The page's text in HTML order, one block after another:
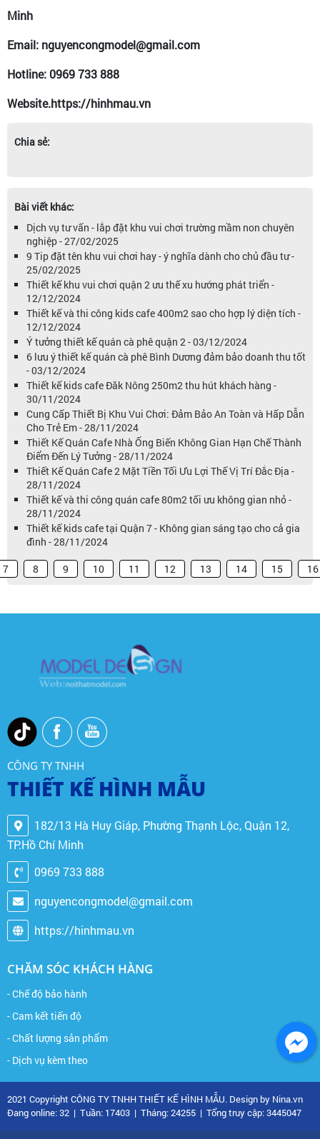
Minh
Email: nguyencongmodel@gmail.com
Hotline: 0969 733 888
Website.https://hinhmau.vn
Chia sẻ:
Bài viết khác:
Dịch vụ tư vấn - lắp đặt khu vui chơi trường mầm non chuyên
nghiệp - 27/02/2025
9 Tip đặt tên khu vui chơi hay - ý nghĩa dành cho chủ đầu tư -
25/02/2025
Thiết kế khu vui chơi quận 2 ưu thế xu hướng phát triển -
12/12/2024
Thiết kế và thi công kids cafe 400m2 sao cho hợp lý diện tích -
12/12/2024
Ý tưởng thiết kế quán cà phê quận 2 - 03/12/2024
6 lưu ý thiết kế quán cà phê Bình Dương đảm bảo doanh thu tốt
- 03/12/2024
Thiết kế kids cafe Đăk Nông 250m2 thu hút khách hàng -
30/11/2024
Cung Cấp Thiết Bị Khu Vui Chơi: Đảm Bảo An Toàn và Hấp Dẫn
Cho Trẻ Em - 28/11/2024
Thiết Kế Quán Cafe Nhà Ống Biến Không Gian Hạn Chế Thành
Điểm Đến Lý Tưởng - 28/11/2024
Thiết Kế Quán Cafe 2 Mặt Tiền Tối Ưu Lợi Thế Vị Trí Đắc Địa -
28/11/2024
Thiết kế và thi công quán cafe 80m2 tối ưu không gian nhỏ -
28/11/2024
Thiết kế kids cafe tại Quận 7 - Không gian sáng tạo cho cả gia
đình - 28/11/2024
7 8 9 10 11 12 13 14 15 16
CÔNG TY TNHH
THIẾT KẾ HÌNH MẪU
182/13 Hà Huy Giáp, Phường Thạnh Lộc, Quận 12,
TP.Hồ Chí Minh
0969 733 888
nguyencongmodel@gmail.com
https://hinhmau.vn
CHĂM SÓC KHÁCH HÀNG
- Chế độ bảo hành
- Cam kết tiến độ
- Chất lượng sản phẩm
- Dịch vụ kèm theo
2021 Copyright CÔNG TY TNHH THIẾT KẾ HÌNH MẪU. Design by Nina.vn
Đang online: 32 | Tuần: 17403 | Tháng: 24255 | Tổng truy cập: 3445047